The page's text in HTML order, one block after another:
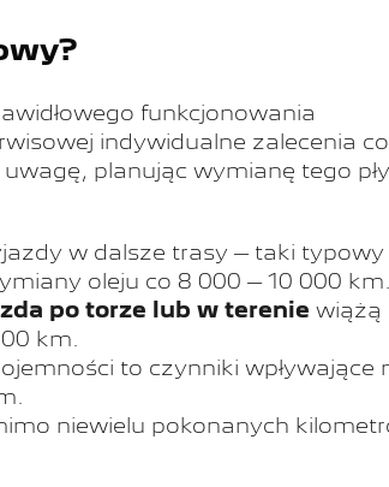
funkcjonowania
indywidualne zalecenia
planując wymianę tego
w dalsze trasy – taki typowy
oleju co 8 000 – 10 000 km.
po torze lub w terenie wiążą
km.
to czynniki wpływające
niewielu pokonanych